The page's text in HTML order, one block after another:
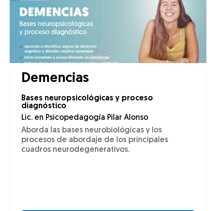
Demencias
Bases neuropsicológicas y proceso
diagnóstico
Lic. en Psicopedagogía Pilar Alonso
Aborda las bases neurobiológicas y los
procesos de abordaje de los principales
cuadros neurodegenerativos.